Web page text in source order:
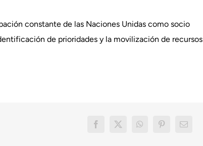
constante de las Naciones Unidas como socio
de prioridades y la movilización de recursos